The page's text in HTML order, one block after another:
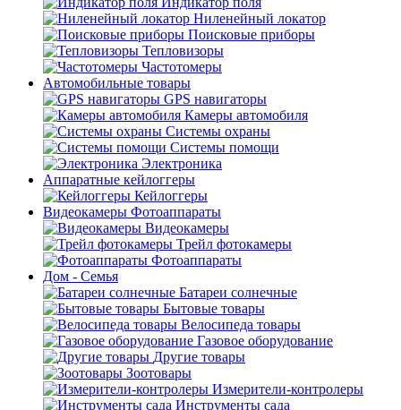
Ниленейный локатор
Поисковые приборы
Тепловизоры
Частотомеры
Автомобильные товары
GPS навигаторы
Камеры автомобиля
Системы охраны
Системы помощи
Электроника
Аппаратные кейлоггеры
Кейлоггеры
Видеокамеры Фотоаппараты
Видеокамеры
Трейл фотокамеры
Фотоаппараты
Дом - Семья
Батареи солнечные
Бытовые товары
Велосипеда товары
Газовое оборудование
Другие товары
Зоотовары
Измерители-контролеры
Инструменты сада